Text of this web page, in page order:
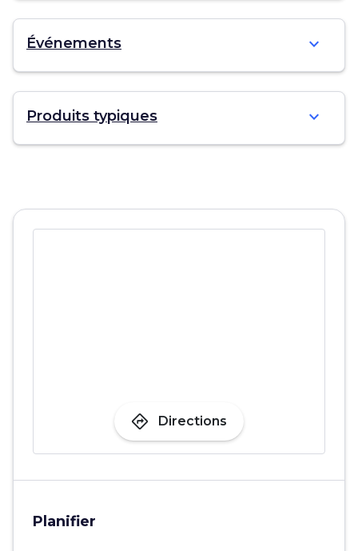
Événements expand_more
Produits typiques expand_more
directions Directions
Planifier